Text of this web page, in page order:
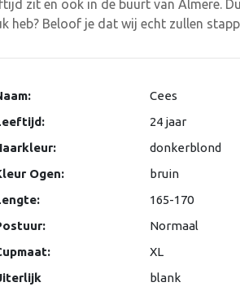
zit en ook in de buurt van Almere.
heb? Beloof je dat wij echt zullen
Cees
24 jaar
donkerblond
Ogen:
bruin
165-170
Normaal
XL
blank